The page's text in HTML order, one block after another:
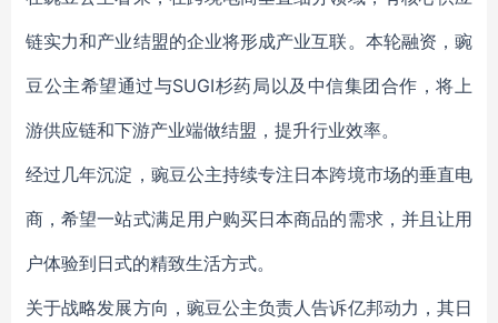
链实力和产业结盟的企业将形成产业互联。本轮融资，豌
豆公主希望通过与SUGI杉药局以及中信集团合作，将上
游供应链和下游产业端做结盟，提升行业效率。
经过几年沉淀，豌豆公主持续专注日本跨境市场的垂直电
商，希望一站式满足用户购买日本商品的需求，并且让用
户体验到日式的精致生活方式。
关于战略发展方向，豌豆公主负责人告诉亿邦动力，其日